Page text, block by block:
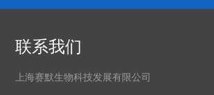
联系我们
上海赛默生物科技发展有限公司